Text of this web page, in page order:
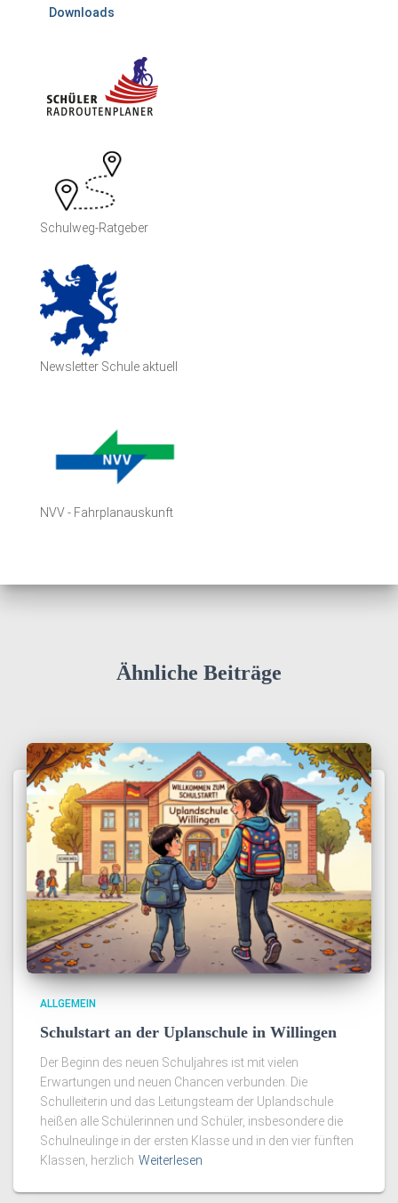
Downloads
Schulweg-Ratgeber
Newsletter Schule aktuell
NVV - Fahrplanauskunft
Ähnliche Beiträge
ALLGEMEIN
Schulstart an der Uplanschule in Willingen
Der Beginn des neuen Schuljahres ist mit vielen
Erwartungen und neuen Chancen verbunden. Die
Schulleiterin und das Leitungsteam der Uplandschule
heißen alle Schülerinnen und Schüler, insbesondere die
Schulneulinge in der ersten Klasse und in den vier fünften
Klassen, herzlich Weiterlesen